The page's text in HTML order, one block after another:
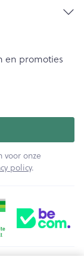
aan uw
uw arts zo
opgeblazen
en promoties
voor onze
policy.